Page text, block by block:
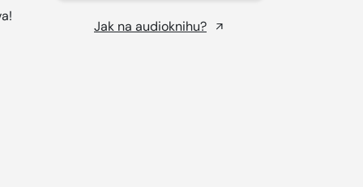
Jak na audioknihu?